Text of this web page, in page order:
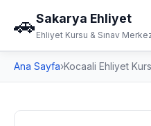
🚗Sakarya Ehliyet
Ehliyet Kursu & Sınav
Ana Sayfa›Kocaali Ehliyet